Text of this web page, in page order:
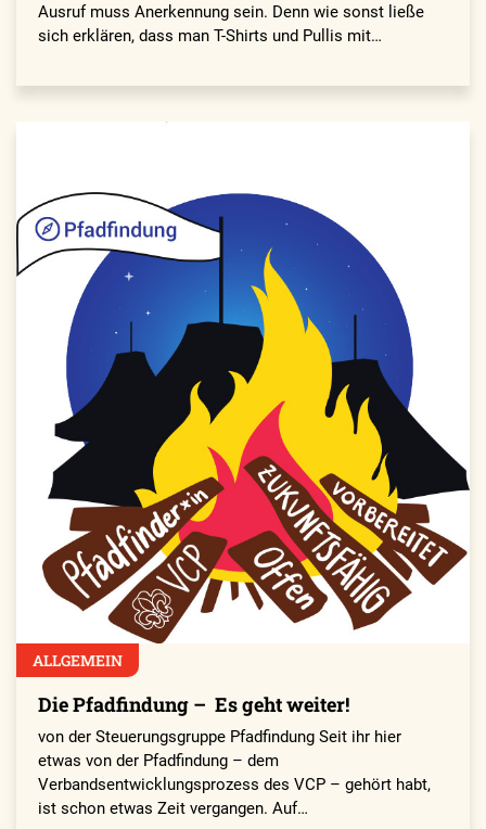
Ausruf muss Anerkennung sein. Denn wie sonst ließe
sich erklären, dass man T-Shirts und Pullis mit…
ALLGEMEIN
Die Pfadfindung – ­ Es geht weiter!
von der Steuerungsgruppe Pfadfindung Seit ihr hier
etwas von der Pfadfindung – dem
Verbandsentwicklungsprozess des VCP – gehört habt,
ist schon etwas Zeit vergangen. Auf…